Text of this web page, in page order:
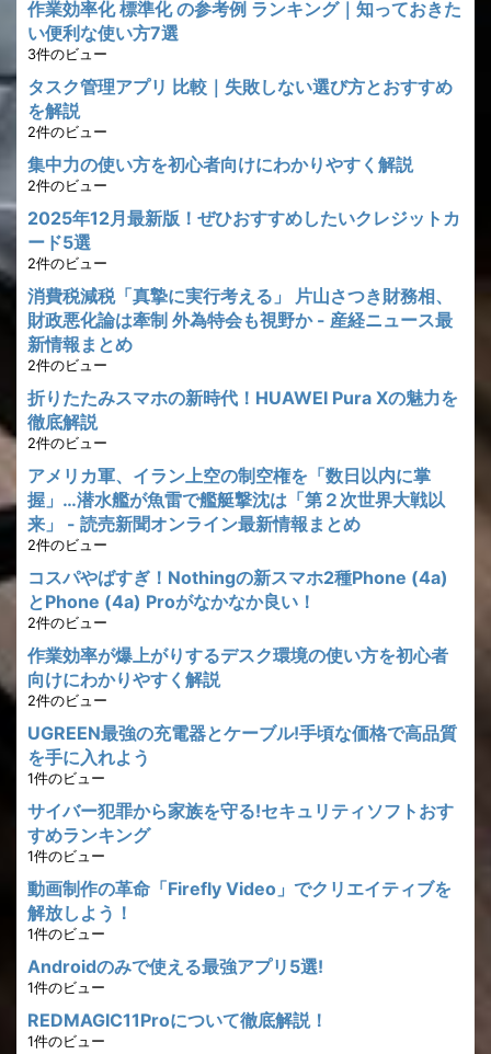
作業効率化 標準化 の参考例 ランキング｜知っておきた
い便利な使い方7選
3件のビュー
タスク管理アプリ 比較｜失敗しない選び方とおすすめ
を解説
2件のビュー
集中力の使い方を初心者向けにわかりやすく解説
2件のビュー
2025年12月最新版！ぜひおすすめしたいクレジットカ
ード5選
2件のビュー
消費税減税「真摯に実行考える」 片山さつき財務相、
財政悪化論は牽制 外為特会も視野か - 産経ニュース最
新情報まとめ
2件のビュー
折りたたみスマホの新時代！HUAWEI Pura Xの魅力を
徹底解説
2件のビュー
アメリカ軍、イラン上空の制空権を「数日以内に掌
握」…潜水艦が魚雷で艦艇撃沈は「第２次世界大戦以
来」 - 読売新聞オンライン最新情報まとめ
2件のビュー
コスパやばすぎ！Nothingの新スマホ2種Phone (4a)
とPhone (4a) Proがなかなか良い！
2件のビュー
作業効率が爆上がりするデスク環境の使い方を初心者
向けにわかりやすく解説
2件のビュー
UGREEN最強の充電器とケーブル!手頃な価格で高品質
を手に入れよう
1件のビュー
サイバー犯罪から家族を守る!セキュリティソフトおす
すめランキング
1件のビュー
動画制作の革命「Firefly Video」でクリエイティブを
解放しよう！
1件のビュー
Androidのみで使える最強アプリ5選!
1件のビュー
REDMAGIC11Proについて徹底解説！
1件のビュー